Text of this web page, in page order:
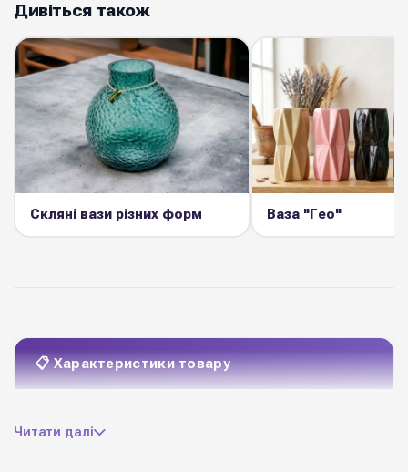
Дивіться також
Скляні вази різних форм Ваза "Гео"
📋 Характеристики товару
Читати далі